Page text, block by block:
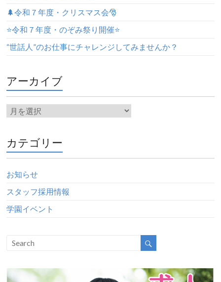
🌲令和７年度・クリスマス会🎅
⭐️令和７年度・のぞみ祭り開催⭐️
“世話人”のお仕事にチャレンジしてみませんか？
アーカイブ
カテゴリー
お知らせ
スタッフ採用情報
学園イベント